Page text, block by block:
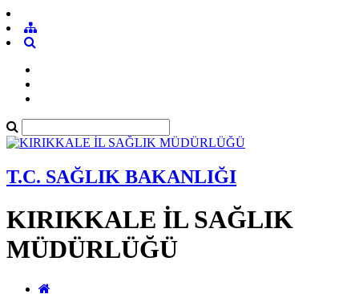
T.C. SAĞLIK BAKANLIĞI
KIRIKKALE İL SAĞLIK
MÜDÜRLÜĞÜ